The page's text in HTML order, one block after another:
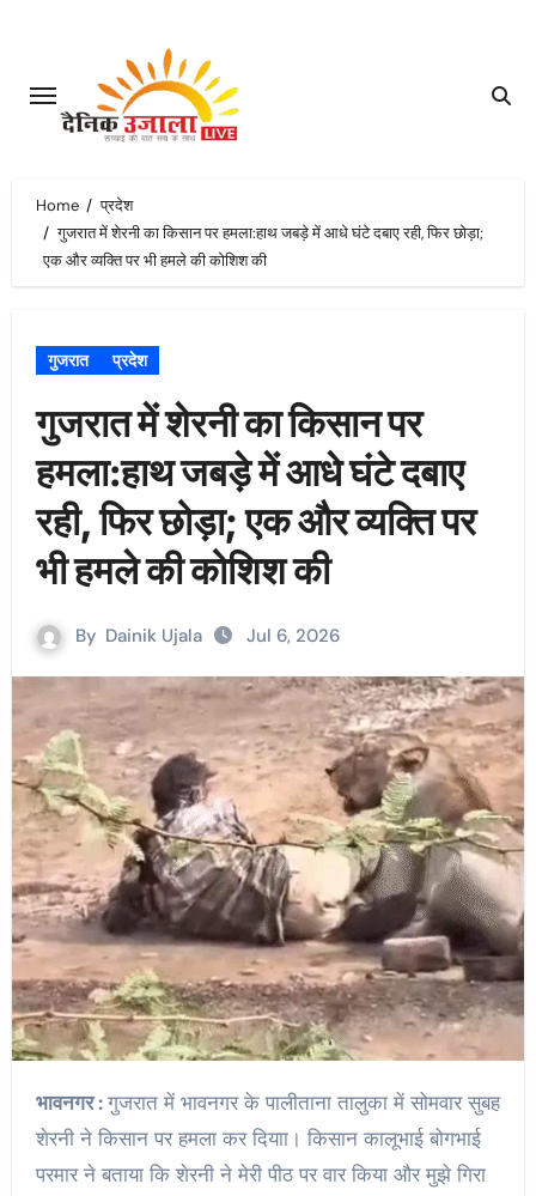
content
Home
प्रदेश
गुजरात में शेरनी का किसान पर हमला:हाथ जबड़े में आधे घंटे दबाए रही, फिर छोड़ा;
एक और व्यक्ति पर भी हमले की कोशिश की
गुजरात प्रदेश
गुजरात में शेरनी का किसान पर
हमला:हाथ जबड़े में आधे घंटे दबाए
रही, फिर छोड़ा; एक और व्यक्ति पर
भी हमले की कोशिश की
By Dainik Ujala Jul 6, 2026
भावनगर :गुजरात में भावनगर के पालीताना तालुका में सोमवार सुबह
शेरनी ने किसान पर हमला कर दियाा। किसान कालूभाई बोगभाई
परमार ने बताया कि शेरनी ने मेरी पीठ पर वार किया और मुझे गिरा